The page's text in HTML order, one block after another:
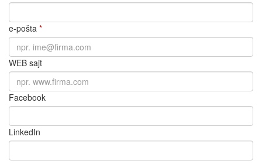
e-pošta *
WEB sajt
Facebook
LinkedIn